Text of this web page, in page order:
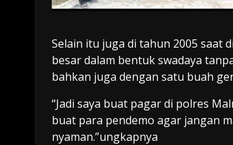
Selain itu juga di tahun 2005 saat
besar dalam bentuk swadaya
bahkan juga dengan satu buah
“Jadi saya buat pagar di polres
buat para pendemo agar jangan
nyaman.”ungkapnya